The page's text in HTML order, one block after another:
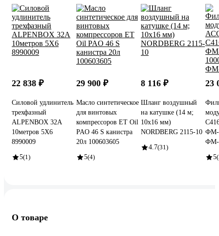
22 838 ₽
Силовой удлинитель
трехфазный
ALPENBOX 32A
10метров 5Х6
8990009
5(1)
29 900 ₽
Масло синтетическое
для винтовых
компрессоров ET Oil
PAO 46 S канистра
20л 100603605
5(4)
8 116 ₽
Шланг воздушный
на катушке (14 м;
10x16 мм)
NORDBERG 2115-10
4.7(31)
23
ФМ-
ФМ-
5
О товаре